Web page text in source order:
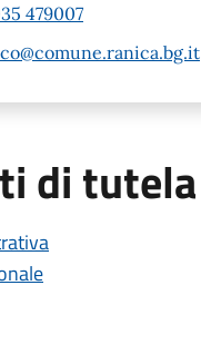
479007
di tutela